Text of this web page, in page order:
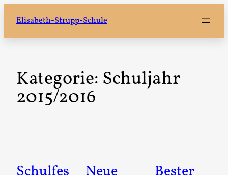
Inhalt
springen
Elisabeth-Strupp-Schule
Kategorie: Schuljahr
2015/2016